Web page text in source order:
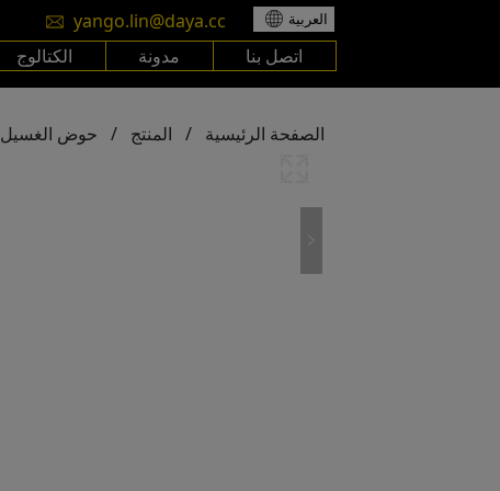
yango.lin@daya.cc العربية
الكتالوج مدونة اتصل بنا
الصفحة الرئيسية / المنتج / حوض الغسيل